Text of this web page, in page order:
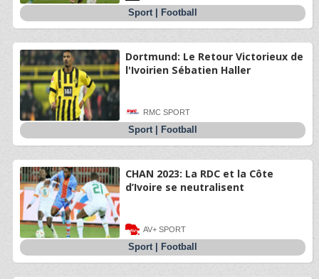
Sport| Football
Dortmund: Le Retour Victorieux de
l'Ivoirien Sébatien Haller
RMC SPORT
Sport| Football
CHAN 2023: La RDC et la Côte
d’Ivoire se neutralisent
AV+ SPORT
Sport| Football